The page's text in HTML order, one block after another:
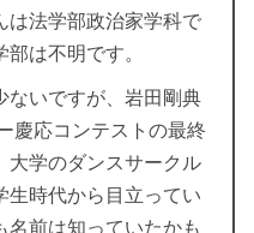
は法学部政治家学科で
は不明です。
ないですが、岩田剛典
慶応コンテストの最終
大学のダンスサークル
生時代から目立ってい
名前は知っていたかも